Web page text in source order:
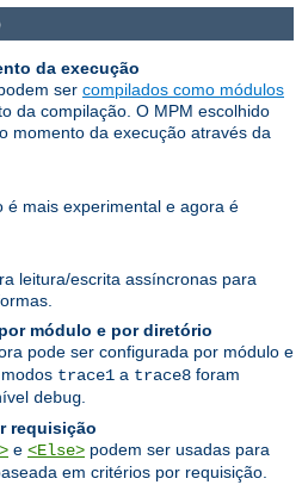
da execução
ser compilados como módulos
da compilação. O MPM escolhido
momento da execução através da
é mais experimental e agora é
leitura/escrita assíncronas para
módulo e por diretório
pode ser configurada por módulo e
trace1 a trace8 foram
debug
requisição
e <Else> podem ser usadas para
em critérios por requisição.